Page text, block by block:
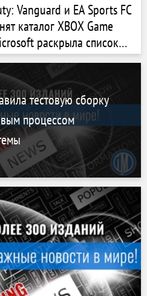
Vanguard и EA Sports FC
каталог XBOX Game
раскрыла список
новинок
тестовую сборку
процессом